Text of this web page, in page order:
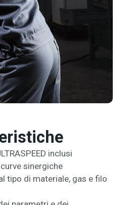
inclusi
sinergiche
tipo di materiale, gas e filo